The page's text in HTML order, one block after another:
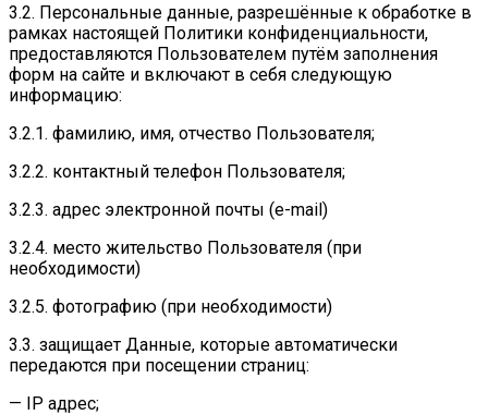
3.2. Персональные данные, разрешённые к обработке в
рамках настоящей Политики конфиденциальности,
предоставляются Пользователем путём заполнения
форм на сайте и включают в себя следующую
информацию:
3.2.1. фамилию, имя, отчество Пользователя;
3.2.2. контактный телефон Пользователя;
3.2.3. адрес электронной почты (e-mail)
3.2.4. место жительство Пользователя (при
необходимости)
3.2.5. фотографию (при необходимости)
3.3. защищает Данные, которые автоматически
передаются при посещении страниц:
— IP адрес;